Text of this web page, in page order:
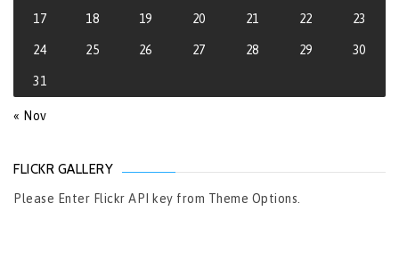
17 18 19 20 21 22 23
24 25 26 27 28 29 30
31
« Nov
FLICKR GALLERY
Please Enter Flickr API key from Theme Options.